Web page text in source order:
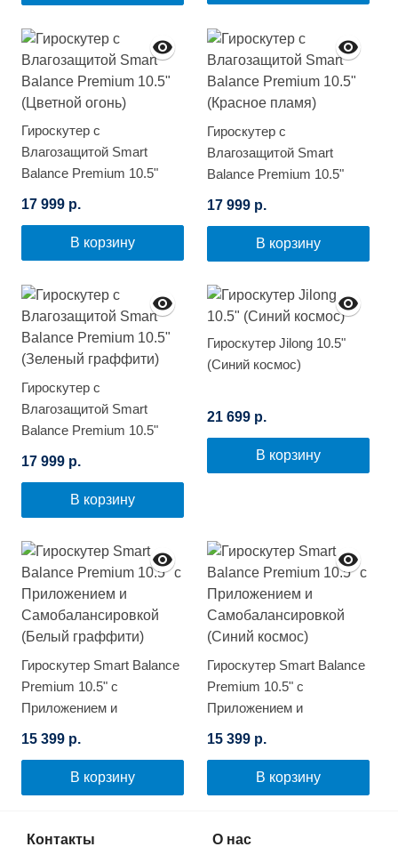
Гироскутер с
Влагозащитой Smart
Balance Premium 10.5"
(Цветной огонь)
17 999 р.
В корзину
Гироскутер с
Влагозащитой Smart
Balance Premium 10.5"
(Красное пламя)
17 999 р.
В корзину
Гироскутер с
Влагозащитой Smart
Balance Premium 10.5"
(Зеленый граффити)
17 999 р.
В корзину
Гироскутер Jilong 10.5"
(Синий космос)
21 699 р.
В корзину
Гироскутер Smart Balance
Premium 10.5" с
Приложением и
Самобалансировкой
(Белый граффити)
15 399 р.
В корзину
Гироскутер Smart Balance
Premium 10.5" с
Приложением и
Самобалансировкой
(Синий космос)
15 399 р.
В корзину
Контакты О нас